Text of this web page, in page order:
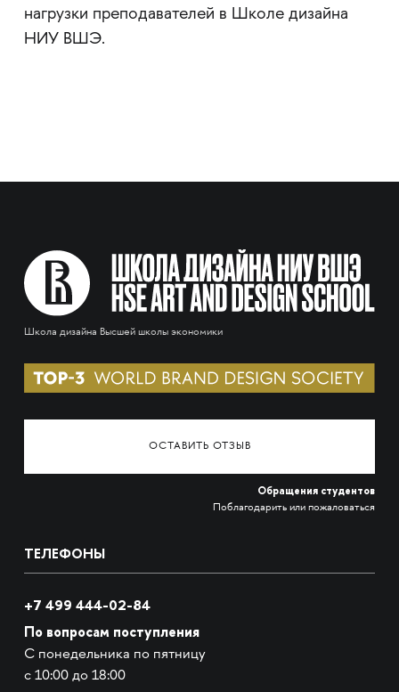
нагрузки преподавателей в Школе дизайна
НИУ ВШЭ.
Школа дизайна Высшей школы экономики
ОСТАВИТЬ ОТЗЫВ
Обращения студентов
Поблагодарить или пожаловаться
ТЕЛЕФОНЫ
+7 499 444-02-84
По вопросам поступления
С понедельника по пятницу
с 10:00 до 18:00